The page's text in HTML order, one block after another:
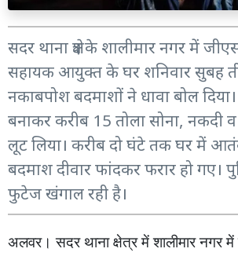
सदर थाना क्षेत्र के शालीमार नगर में
सहायक आयुक्त के घर शनिवार सुबह
नकाबपोश बदमाशों ने धावा बोल
बनाकर करीब 15 तोला सोना, नकदी
लूट लिया। करीब दो घंटे तक घर में
बदमाश दीवार फांदकर फरार हो गए।
फुटेज खंगाल रही है।
अलवर। सदर थाना क्षेत्र में शालीमार नगर में